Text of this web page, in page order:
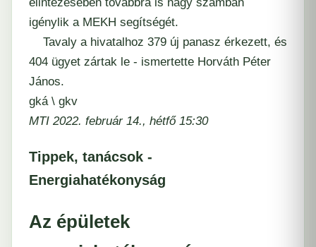
elintézésében továbbra is nagy számban
igénylik a MEKH segítségét.
Tavaly a hivatalhoz 379 új panasz érkezett, és
404 ügyet zártak le - ismertette Horváth Péter
János.
gká \ gkv
MTI 2022. február 14., hétfő 15:30
Tippek, tanácsok -
Energiahatékonyság
Az épületek